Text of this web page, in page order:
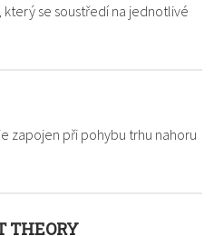
se soustředí na jednotlivé
zapojen při pohybu trhu nahoru
THEORY